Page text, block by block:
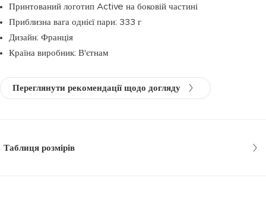
Принтований логотип Active на боковій частині
Приблизна вага однієї пари: 333 г
Дизайн: Франція
Країна виробник: В'єтнам
Переглянути рекомендації щодо догляду
Таблиця розмірів